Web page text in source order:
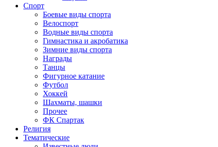
Спорт
Боевые виды спорта
Велоспорт
Водные виды спорта
Гимнастика и акробатика
Зимние виды спорта
Награды
Танцы
Фигурное катание
Футбол
Хоккей
Шахматы, шашки
Прочее
ФК Спартак
Религия
Тематические